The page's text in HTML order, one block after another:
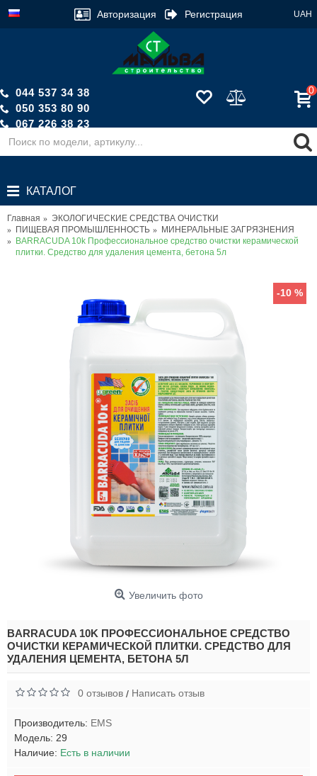
UAH
Авторизация Регистрация
044 537 34 38
050 353 80 90
067 226 38 23
Обратный звонок
0
КАТАЛОГ
Главная
ЭКОЛОГИЧЕСКИЕ СРЕДСТВА ОЧИСТКИ
ПИЩЕВАЯ ПРОМЫШЛЕННОСТЬ
МИНЕРАЛЬНЫЕ ЗАГРЯЗНЕНИЯ
BARRACUDA 10k Профессиональное средство очистки керамической
плитки. Средство для удаления цемента, бетона 5л
-10 %
Увеличить фото
BARRACUDA 10K ПРОФЕССИОНАЛЬНОЕ СРЕДСТВО
ОЧИСТКИ КЕРАМИЧЕСКОЙ ПЛИТКИ. СРЕДСТВО ДЛЯ
УДАЛЕНИЯ ЦЕМЕНТА, БЕТОНА 5Л
0 отзывов / Написать отзыв
Производитель: EMS
Модель: 29
Наличие: Есть в наличии